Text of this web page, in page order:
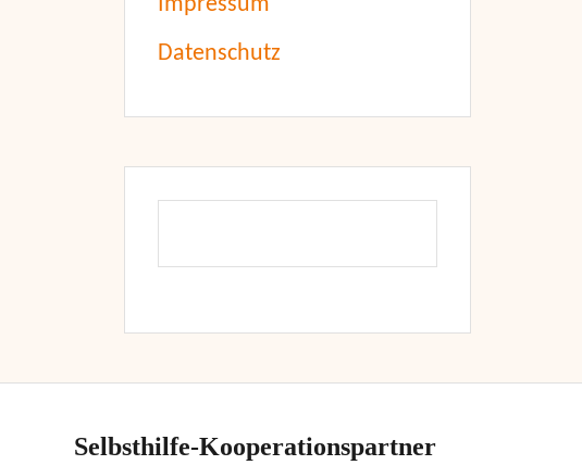
Datenschutz
Selbsthilfe-Kooperationspartner